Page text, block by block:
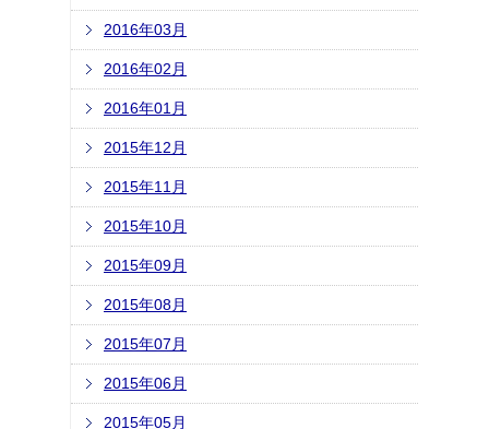
2016年03月
2016年02月
2016年01月
2015年12月
2015年11月
2015年10月
2015年09月
2015年08月
2015年07月
2015年06月
2015年05月